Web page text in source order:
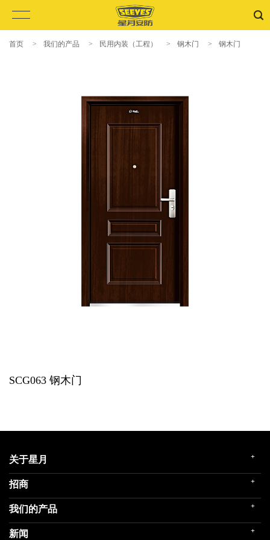
首页 > 我们的产品 > 民用内装（工程） > 钢木门 > 钢木门
SCG063 钢木门
关于星月 +
企业简介
企业文化
荣誉殿堂
招商 +
门店展示
我们的产品 +
民用家装（零售）
新闻 +